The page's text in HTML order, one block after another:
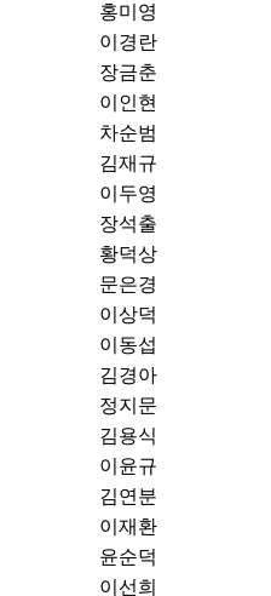
홍미영
이경란
장금춘
이인현
차순범
김재규
이두영
장석출
황덕상
문은경
이상덕
이동섭
김경아
정지문
김용식
이윤규
김연분
이재환
윤순덕
이선희